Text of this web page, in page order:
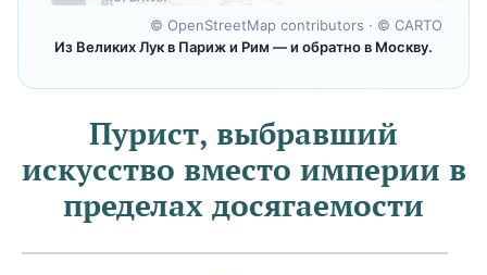
© OpenStreetMap contributors · © CARTO
Из Великих Лук в Париж и Рим — и обратно в Москву.
Пурист, выбравший
искусство вместо империи в
пределах досягаемости